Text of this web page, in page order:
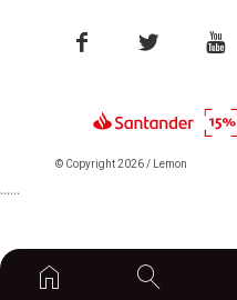
home
  
© Copyright 2026 / Lemon
``````